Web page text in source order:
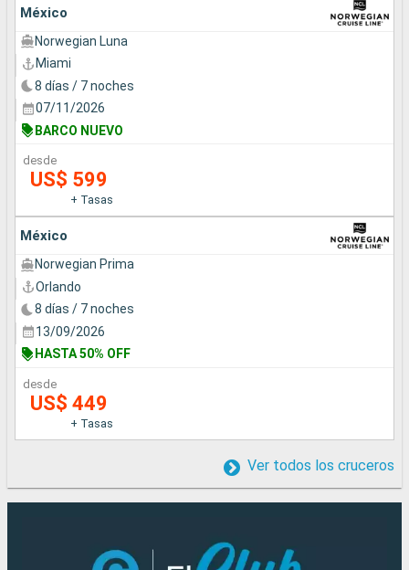
México
Norwegian Luna
Miami
8 días / 7 noches
07/11/2026
BARCO NUEVO
desde
US$ 599
+ Tasas
México
Norwegian Prima
Orlando
8 días / 7 noches
13/09/2026
HASTA 50% OFF
desde
US$ 449
+ Tasas
Ver todos los cruceros